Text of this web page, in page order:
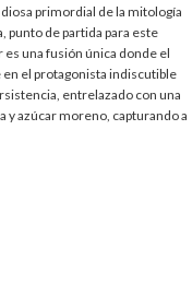
primordial de la mitología
punto de partida para este
una fusión única donde el
el protagonista indiscutible
entrelazado con una
y azúcar moreno, capturando a